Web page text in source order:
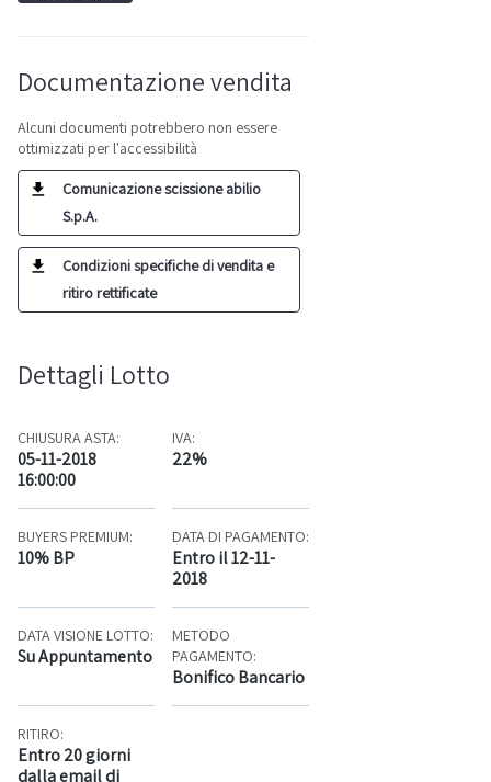
Documentazione vendita
Alcuni documenti potrebbero non essere
ottimizzati per l'accessibilità
Comunicazione scissione abilio
S.p.A.
Condizioni specifiche di vendita e
ritiro rettificate
Dettagli Lotto
CHIUSURA ASTA:
05-11-2018
16:00:00
IVA:
22%
BUYERS PREMIUM:
10% BP
DATA DI PAGAMENTO:
Entro il 12-11-
2018
DATA VISIONE LOTTO:
Su Appuntamento
METODO
PAGAMENTO:
Bonifico Bancario
RITIRO:
Entro 20 giorni
dalla email di